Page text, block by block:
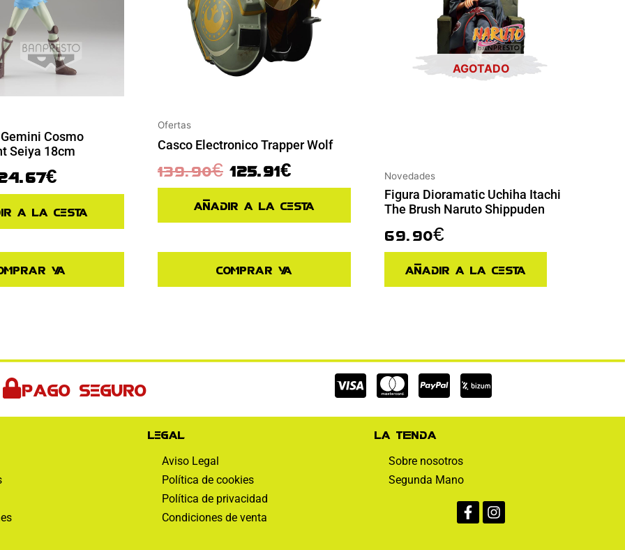
Cosmo
Seiya 18cm
€
a la cesta
ya
Ofertas
Casco Electronico Trapper Wolf
139.90€ 125.91€
Añadir a la cesta
Comprar ya
AGOTADO
Novedades
Figura Dioramatic Uchiha Itachi
The Brush Naruto Shippuden
69.90€
Añadir a la cesta
Pago seguro
Cc-
visa
Cc-
mastercard
Cc-
paypal
Legal
Aviso Legal
Política de cookies
Política de privacidad
Condiciones de venta
La tienda
Sobre nosotros
Segunda Mano
f